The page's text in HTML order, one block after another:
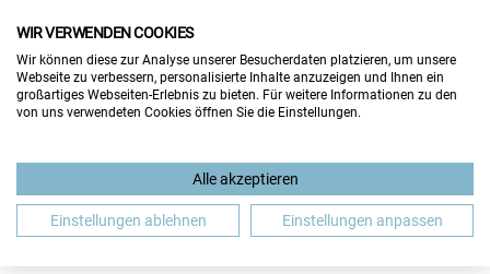
FÜR BESUCHER
FÜR AUSSTELLER
4. JOBMESSE AUSTRIA IN
SALZBURG
06. 07.03.2027
WIR VERWENDEN COOKIES
Wir können diese zur Analyse unserer Besucherdaten platzieren, um unsere
Webseite zu verbessern, personalisierte Inhalte anzuzeigen und Ihnen ein
großartiges Webseiten-Erlebnis zu bieten. Für weitere Informationen zu den
von uns verwendeten Cookies öffnen Sie die Einstellungen.
Alle akzeptieren
Einstellungen ablehnen Einstellungen anpassen